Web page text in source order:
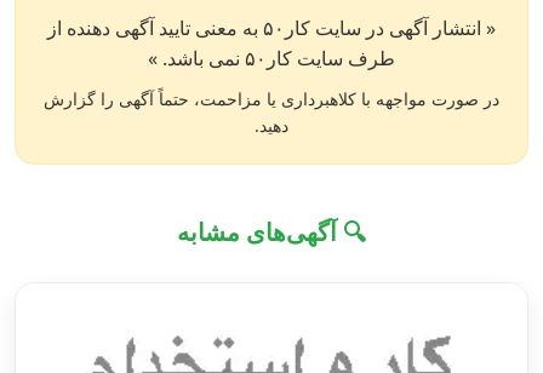
« انتشار آگهی در سایت کار۵۰ به معنی تایید آگهی دهنده از
طرف سایت کار۵۰ نمی باشد. »
در صورت مواجهه با کلاهبرداری یا مزاحمت، حتماً آگهی را گزارش
دهید.
🔍 آگهی‌های مشابه